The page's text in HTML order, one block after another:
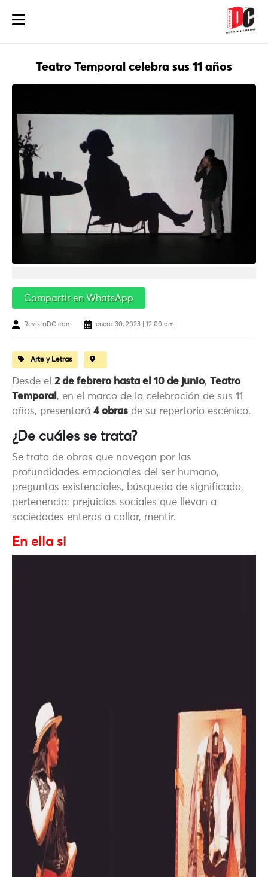
Teatro Temporal celebra sus 11 años
Compartir en WhatsApp
RevistaDC.com enero 30, 2023 | 12:00 am
Arte y Letras
Desde el 2 de febrero hasta el 10 de junio, Teatro
Temporal , en el marco de la celebración de sus 11
años, presentará 4 obras de su repertorio escénico.
¿De cuáles se trata?
Se trata de obras que navegan por las
profundidades emocionales del ser humano,
preguntas existenciales, búsqueda de significado,
pertenencia; prejuicios sociales que llevan a
sociedades enteras a callar, mentir.
En ella si